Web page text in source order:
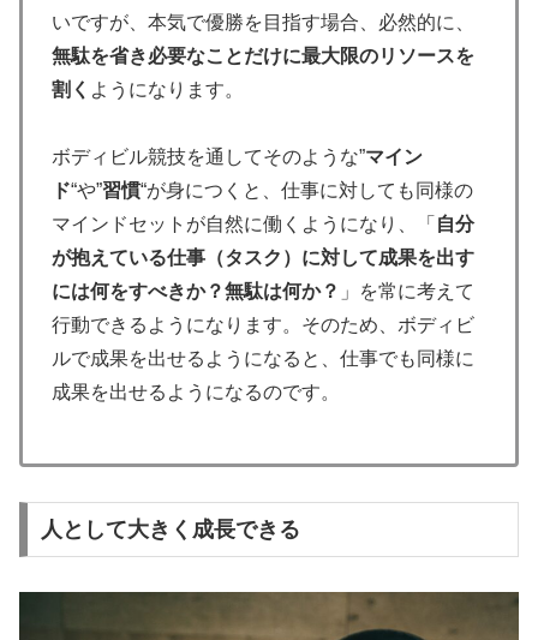
いですが、本気で優勝を目指す場合、必然的に、
無駄を省き必要なことだけに最大限のリソースを
割 く ようになります。
ボディビル競技を通してそのような”マイン
ド“や”習慣“が身につくと、仕事に対しても同様の
マインドセットが自然に働くようになり、「 自分
が抱えている仕事（タスク）に対して成果を出す
には何をすべきか？無駄は何か？ 」を常に考えて
行動できるようになります。そのため、ボディビ
ルで成果を出せるようになると、仕事でも同様に
成果を出せるようになるのです。
人として大きく成長できる